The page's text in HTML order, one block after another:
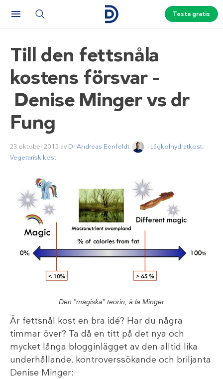
Testa gratis
Till den fettsnåla
kostens försvar –
Denise Minger vs dr
Fung
23 oktober 2015 av Dr Andreas Eenfeldt i Lågkolhydratkost,
Vegetarisk kost
Den ”magiska” teorin, à la Minger
Är fettsnål kost en bra idé? Har du några
timmar över? Ta då en titt på det nya och
mycket långa blogginlägget av den alltid lika
underhållande, kontroverssökande och briljanta
Denise Minger: